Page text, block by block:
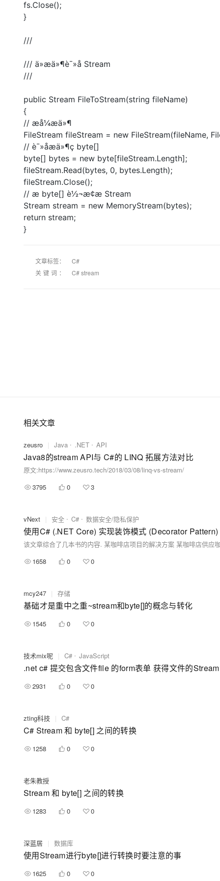
fs.Close();
}
///
/// ä»æä»¶è¯»å Stream
///
public Stream FileToStream(string fileName)
{
// æå¼æä»¶
FileStream fileStream = new FileStream(fileName,
// è¯»åæä»¶ç byte[]
byte[] bytes = new byte[fileStream.Length];
fileStream.Read(bytes, 0, bytes.Length);
fileStream.Close();
// æ byte[] è½¬æ¢æ Stream
Stream stream = new MemoryStream(bytes);
return stream;
}
文章标签：
C#
关键词：
C# stream
相关文章
zeusro | Java .NET API
Java8的stream API与 C#的 LINQ 拓展方法对比
原文:https://www.zeusro.tech/2018/03/08/linq-vs-stream/
3795
0 3
vNext | 安全 C# 数据安全/隐私保护
使用C# (.NET Core) 实现装饰模式 (Decorator
1658 0 0
mcy247 | 存储
基础才是重中之重~stream和byte[]的概念与转化
1545 0 0
技术mix呢 | C# JavaScript
.net c# 提交包含文件file 的form表单 获得文件的
2931 0 0
zting科技 | C#
C# Stream 和 byte[] 之间的转换
1258 0 0
老朱教授
Stream 和 byte[] 之间的转换
1283 0 0
深蓝居 | 数据库
使用Stream进行byte[]进行转换时要注意的事
1625 0 0